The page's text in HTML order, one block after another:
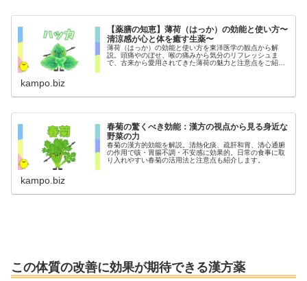
【薬膳の知恵】薄荷（はっか）の効能と使い方〜
清涼感が心と体を癒す生薬〜
薄荷（はっか）の効能と使い方を東洋医学の観点から解
説。頭痛やのぼせ、喉の痛みから気分のリフレッシュま
で、古来から愛用されてきた薄荷の魅力と注意点をご紹介
kampo.biz
春菊の驚くべき効能：漢方の視点から見る身近な
野菜の力
春菊の漢方的効能を解説。清熱化痰、疏肝和胃、清心通腑
の作用で咳・胃腸不調・不安感に効果的。日常の食事に取
り入れやすい春菊の活用法と注意点も紹介します。
kampo.biz
この体質の改善に効果が期待できる漢方薬